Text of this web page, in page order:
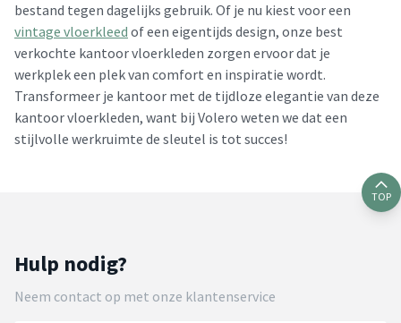
bestand tegen dagelijks gebruik. Of je nu kiest voor een
vintage vloerkleed of een eigentijds design, onze best
verkochte kantoor vloerkleden zorgen ervoor dat je
werkplek een plek van comfort en inspiratie wordt.
Transformeer je kantoor met de tijdloze elegantie van deze
kantoor vloerkleden, want bij Volero weten we dat een
stijlvolle werkruimte de sleutel is tot succes!
TOP
Hulp nodig?
Neem contact op met onze klantenservice